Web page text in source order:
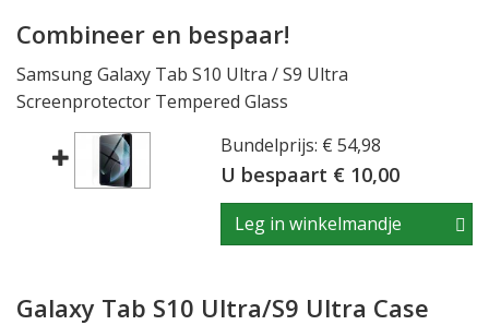
Combineer en bespaar!
Samsung Galaxy Tab S10 Ultra / S9 Ultra
Screenprotector Tempered Glass
Bundelprijs: € 54,98
U bespaart € 10,00
Leg in winkelmandje
Galaxy Tab S10 Ultra/S9 Ultra Case